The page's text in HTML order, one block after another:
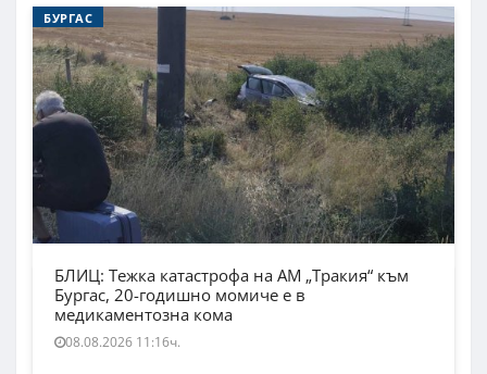
БУРГАС
БЛИЦ: Тежка катастрофа на АМ „Тракия“ към
Бургас, 20-годишно момиче е в
медикаментозна кома
08.08.2026 11:16ч.